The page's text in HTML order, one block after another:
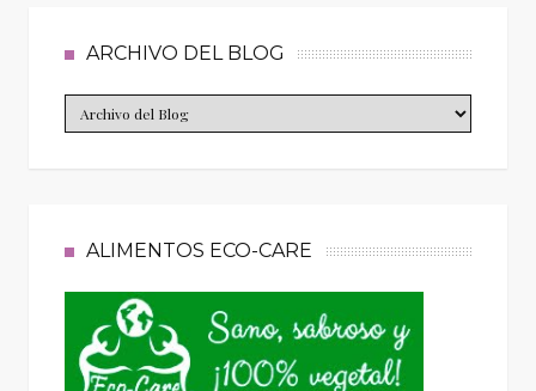
ARCHIVO DEL BLOG
ALIMENTOS ECO-CARE